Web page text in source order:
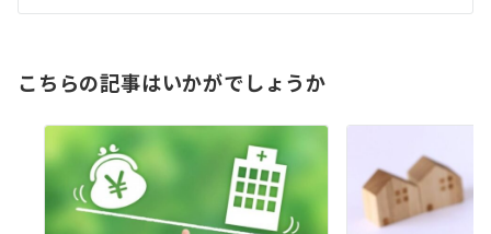
シ
ン
こちらの記事はいかがでしょうか